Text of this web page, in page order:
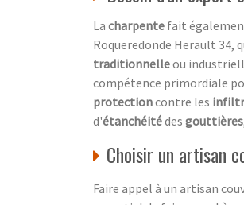
La charpente fait
Roqueredonde Herault 34,
traditionnelleou
compétence primordiale
protectioncontre les
d'étanchéitédes gouttières
Choisir un artisan
Faire appel à un artisan